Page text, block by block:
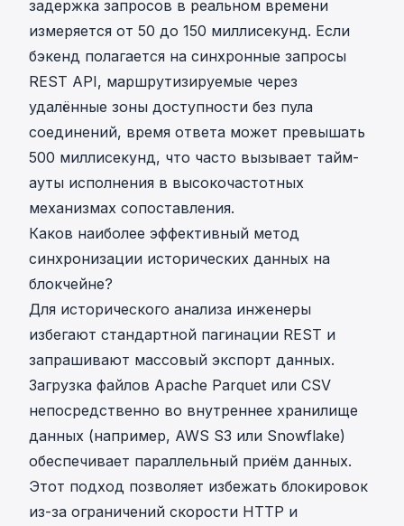
задержка запросов в реальном времени
измеряется от 50 до 150 миллисекунд. Если
бэкенд полагается на синхронные запросы
REST API, маршрутизируемые через
удалённые зоны доступности без пула
соединений, время ответа может превышать
500 миллисекунд, что часто вызывает тайм-
ауты исполнения в высокочастотных
механизмах сопоставления.
Каков наиболее эффективный метод
синхронизации исторических данных на
блокчейне?
Для исторического анализа инженеры
избегают стандартной пагинации REST и
запрашивают массовый экспорт данных.
Загрузка файлов Apache Parquet или CSV
непосредственно во внутреннее хранилище
данных (например, AWS S3 или Snowflake)
обеспечивает параллельный приём данных.
Этот подход позволяет избежать блокировок
из-за ограничений скорости HTTP и